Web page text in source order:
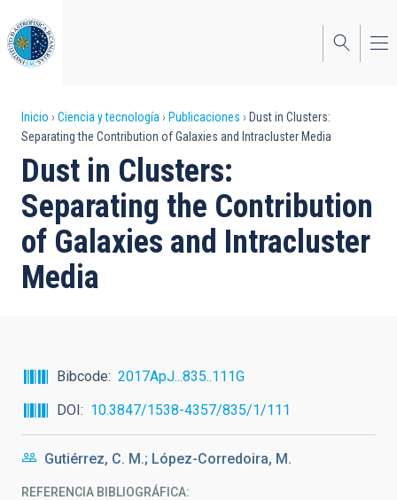
al
contenido
principal
Sobrescribir
enlaces
de
ayuda
a
la
Inicio Ciencia y tecnología Publicaciones
Dust in Clusters:
Separating the Contribution of Galaxies and Intracluster Media
Dust in Clusters:
Separating the Contribution
of Galaxies and Intracluster
Media
Bibcode
2017ApJ...835..111G
DOI
10.3847/1538-4357/835/1/111
Gutiérrez, C. M.; López-Corredoira, M.
REFERENCIA BIBLIOGRÁFICA